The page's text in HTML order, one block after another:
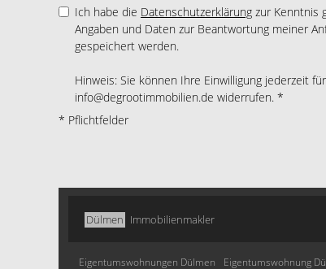
Ich habe die Datenschutzerklärung zur Kenntnis
Angaben und Daten zur Beantwortung meiner
gespeichert werden.
Hinweis: Sie können Ihre Einwilligung jederzeit
info@degrootimmobilien.de widerrufen. *
* Pflichtfelder
Dülmen Immobilienmakler
Eigentumswohnungen Dülmen Eigentumswohnung